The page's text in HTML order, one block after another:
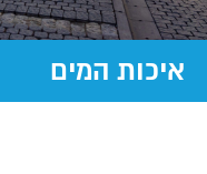
איכות המים